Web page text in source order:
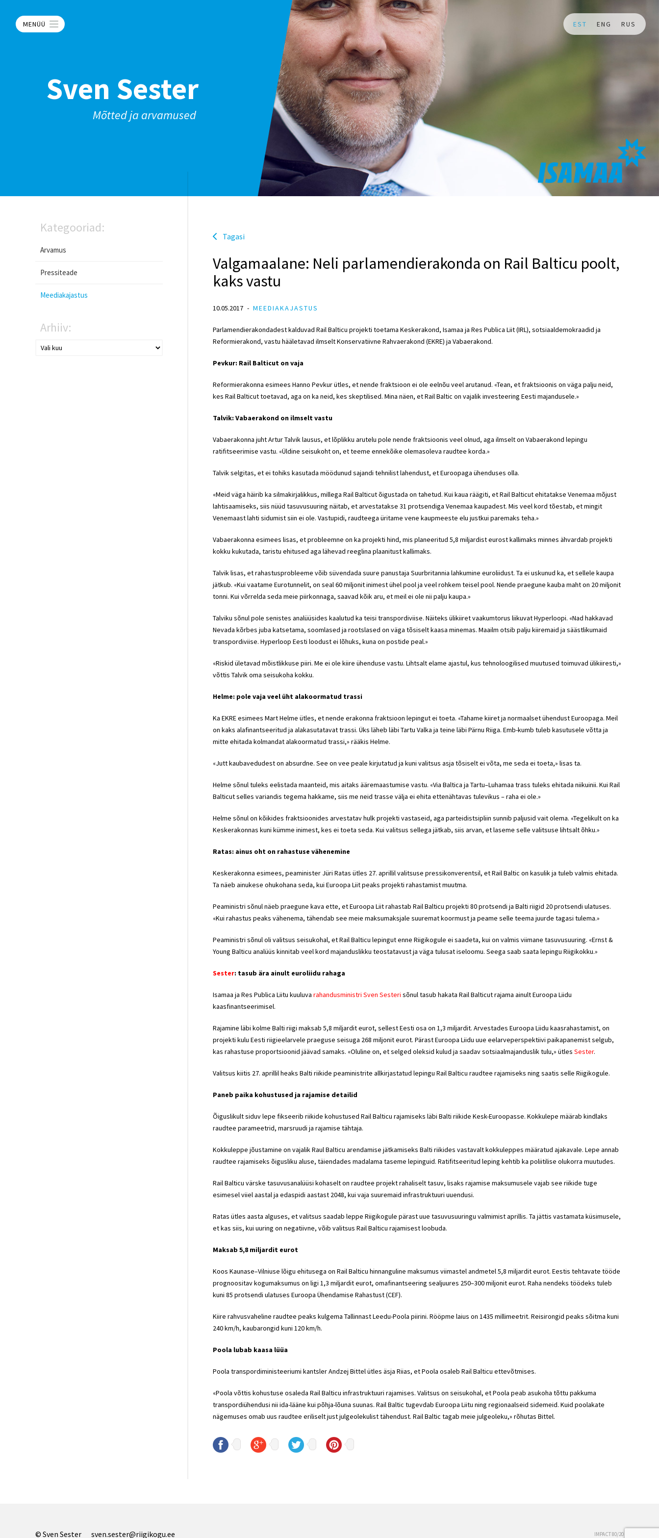
MENÜÜ EST ENG RUS
Sven Sester
Mõtted ja arvamused
Kategooriad:
Arvamus
Pressiteade
Meediakajastus
Arhiiv:
Tagasi
Valgamaalane: Neli parlamendierakonda on Rail Balticu poolt,
kaks vastu
10.05.2017 MEEDIAKAJASTUS
Parlamendierakondadest kalduvad Rail Balticu projekti toetama Keskerakond, Isamaa ja Res Publica Liit (IRL), sotsiaaldemokraadid ja
Reformierakond, vastu hääletavad ilmselt Konservatiivne Rahvaerakond (EKRE) ja Vabaerakond.
Pevkur: Rail Balticut on vaja
Reformierakonna esimees Hanno Pevkur ütles, et nende fraktsioon ei ole eelnõu veel arutanud. «Tean, et fraktsioonis on väga palju neid,
kes Rail Balticut toetavad, aga on ka neid, kes skeptilised. Mina näen, et Rail Baltic on vajalik investeering Eesti majandusele.»
Talvik: Vabaerakond on ilmselt vastu
Vabaerakonna juht Artur Talvik lausus, et lõplikku arutelu pole nende fraktsioonis veel olnud, aga ilmselt on Vabaerakond lepingu
ratifitseerimise vastu. «Üldine seisukoht on, et teeme ennekõike olemasoleva raudtee korda.»
Talvik selgitas, et ei tohiks kasutada möödunud sajandi tehnilist lahendust, et Euroopaga ühenduses olla.
«Meid väga häirib ka silmakirjalikkus, millega Rail Balticut õigustada on tahetud. Kui kaua räägiti, et Rail Balticut ehitatakse Venemaa mõjust
lahtisaamiseks, siis nüüd tasuvusuuring näitab, et arvestatakse 31 protsendiga Venemaa kaupadest. Mis veel kord tõestab, et mingit
Venemaast lahti sidumist siin ei ole. Vastupidi, raudteega üritame vene kaupmeeste elu justkui paremaks teha.»
Vabaerakonna esimees lisas, et probleemne on ka projekti hind, mis planeeritud 5,8 miljardist eurost kallimaks minnes ähvardab projekti
kokku kukutada, taristu ehitused aga lähevad reeglina plaanitust kallimaks.
Talvik lisas, et rahastusprobleeme võib süvendada suure panustaja Suurbritannia lahkumine euroliidust. Ta ei uskunud ka, et sellele kaupa
jätkub. «Kui vaatame Eurotunnelit, on seal 60 miljonit inimest ühel pool ja veel rohkem teisel pool. Nende praegune kauba maht on 20 miljonit
tonni. Kui võrrelda seda meie piirkonnaga, saavad kõik aru, et meil ei ole nii palju kaupa.»
Talviku sõnul pole senistes analüüsides kaalutud ka teisi transpordiviise. Näiteks ülikiiret vaakumtorus liikuvat Hyperloopi. «Nad hakkavad
Nevada kõrbes juba katsetama, soomlased ja rootslased on väga tõsiselt kaasa minemas. Maailm otsib palju kiiremaid ja säästlikumaid
transpordiviise. Hyperloop Eesti loodust ei lõhuks, kuna on postide peal.»
«Riskid ületavad mõistlikkuse piiri. Me ei ole kiire ühenduse vastu. Lihtsalt elame ajastul, kus tehnoloogilised muutused toimuvad ülikiiresti,»
võttis Talvik oma seisukoha kokku.
Helme: pole vaja veel üht alakoormatud trassi
Ka EKRE esimees Mart Helme ütles, et nende erakonna fraktsioon lepingut ei toeta. «Tahame kiiret ja normaalset ühendust Euroopaga. Meil
on kaks alafinantseeritud ja alakasutatavat trassi. Üks läheb läbi Tartu Valka ja teine läbi Pärnu Riiga. Emb-kumb tuleb kasutusele võtta ja
mitte ehitada kolmandat alakoormatud trassi,» rääkis Helme.
«Jutt kaubavedudest on absurdne. See on vee peale kirjutatud ja kuni valitsus asja tõsiselt ei võta, me seda ei toeta,» lisas ta.
Helme sõnul tuleks eelistada maanteid, mis aitaks ääremaastumise vastu. «Via Baltica ja Tartu–Luhamaa trass tuleks ehitada niikuinii. Kui Rail
Balticut selles variandis tegema hakkame, siis me neid trasse välja ei ehita ettenähtavas tulevikus – raha ei ole.»
Helme sõnul on kõikides fraktsioonides arvestatav hulk projekti vastaseid, aga parteidistsipliin sunnib paljusid vait olema. «Tegelikult on ka
Keskerakonnas kuni kümme inimest, kes ei toeta seda. Kui valitsus sellega jätkab, siis arvan, et laseme selle valitsuse lihtsalt õhku.»
Ratas: ainus oht on rahastuse vähenemine
Keskerakonna esimees, peaminister Jüri Ratas ütles 27. aprillil valitsuse pressikonverentsil, et Rail Baltic on kasulik ja tuleb valmis ehitada.
Ta näeb ainukese ohukohana seda, kui Euroopa Liit peaks projekti rahastamist muutma.
Peaministri sõnul näeb praegune kava ette, et Euroopa Liit rahastab Rail Balticu projekti 80 protsendi ja Balti riigid 20 protsendi ulatuses.
«Kui rahastus peaks vähenema, tähendab see meie maksumaksjale suuremat koormust ja peame selle teema juurde tagasi tulema.»
Peaministri sõnul oli valitsus seisukohal, et Rail Balticu lepingut enne Riigikogule ei saadeta, kui on valmis viimane tasuvusuuring. «Ernst &
Young Balticu analüüs kinnitab veel kord majanduslikku teostatavust ja väga tulusat iseloomu. Seega saab saata lepingu Riigikokku.»
Sester: tasub ära ainult euroliidu rahaga
Isamaa ja Res Publica Liitu kuuluva rahandusministri Sven Sesteri sõnul tasub hakata Rail Balticut rajama ainult Euroopa Liidu
kaasfinantseerimisel.
Rajamine läbi kolme Balti riigi maksab 5,8 miljardit eurot, sellest Eesti osa on 1,3 miljardit. Arvestades Euroopa Liidu kaasrahastamist, on
projekti kulu Eesti riigieelarvele praeguse seisuga 268 miljonit eurot. Pärast Euroopa Liidu uue eelarveperspektiivi paikapanemist selgub,
kas rahastuse proportsioonid jäävad samaks. «Oluline on, et selged oleksid kulud ja saadav sotsiaalmajanduslik tulu,» ütles Sester.
Valitsus kiitis 27. aprillil heaks Balti riikide peaministrite allkirjastatud lepingu Rail Balticu raudtee rajamiseks ning saatis selle Riigikogule.
Paneb paika kohustused ja rajamise detailid
Õiguslikult siduv lepe fikseerib riikide kohustused Rail Balticu rajamiseks läbi Balti riikide Kesk-Euroopasse. Kokkulepe määrab kindlaks
raudtee parameetrid, marsruudi ja rajamise tähtaja.
Kokkuleppe jõustamine on vajalik Raul Balticu arendamise jätkamiseks Balti riikides vastavalt kokkuleppes määratud ajakavale. Lepe annab
raudtee rajamiseks õigusliku aluse, täiendades madalama taseme lepinguid. Ratifitseeritud leping kehtib ka poliitilise olukorra muutudes.
Rail Balticu värske tasuvusanalüüsi kohaselt on raudtee projekt rahaliselt tasuv, lisaks rajamise maksumusele vajab see riikide tuge
esimesel viiel aastal ja edaspidi aastast 2048, kui vaja suuremaid infrastruktuuri uuendusi.
Ratas ütles aasta alguses, et valitsus saadab leppe Riigikogule pärast uue tasuvusuuringu valmimist aprillis. Ta jättis vastamata küsimusele,
et kas siis, kui uuring on negatiivne, võib valitsus Rail Balticu rajamisest loobuda.
Maksab 5,8 miljardit eurot
Koos Kaunase–Vilniuse lõigu ehitusega on Rail Balticu hinnanguline maksumus viimastel andmetel 5,8 miljardit eurot. Eestis tehtavate tööde
prognoositav kogumaksumus on ligi 1,3 miljardit eurot, omafinantseering sealjuures 250–300 miljonit eurot. Raha nendeks töödeks tuleb
kuni 85 protsendi ulatuses Euroopa Ühendamise Rahastust (CEF).
Kiire rahvusvaheline raudtee peaks kulgema Tallinnast Leedu-Poola piirini. Rööpme laius on 1435 millimeetrit. Reisirongid peaks sõitma kuni
240 km/h, kaubarongid kuni 120 km/h.
Poola lubab kaasa lüüa
Poola transpordiministeeriumi kantsler Andzej Bittel ütles äsja Riias, et Poola osaleb Rail Balticu ettevõtmises.
«Poola võttis kohustuse osaleda Rail Balticu infrastruktuuri rajamises. Valitsus on seisukohal, et Poola peab asukoha tõttu pakkuma
transpordiühendusi nii ida-lääne kui põhja-lõuna suunas. Rail Baltic tugevdab Euroopa Liitu ning regionaalseid sidemeid. Kuid poolakate
nägemuses omab uus raudtee eriliselt just julgeolekulist tähendust. Rail Baltic tagab meie julgeoleku,» rõhutas Bittel.
IMPACT 80/20
© Sven Sester sven.sester@riigikogu.ee